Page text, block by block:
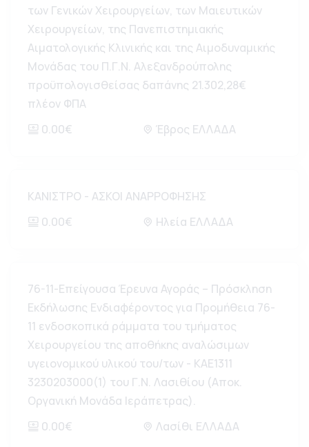
των Γενικών Χειρουργείων, των Μαιευτικών
Χειρουργείων, της Πανεπιστημιακής
Αιματολογικής Κλινικής και της Αιμοδυναμικής
Μονάδας του Π.Γ.Ν. Αλεξανδρούπολης
προϋπολογισθείσας δαπάνης 21.302,28€
πλέον ΦΠΑ
0.00€
Έβρος ΕΛΛΑΔΑ
ΚΑΝΙΣΤΡΟ - ΑΣΚΟΙ ΑΝΑΡΡΟΦΗΣΗΣ
0.00€
Ηλεία ΕΛΛΑΔΑ
76-11-Επείγουσα Έρευνα Αγοράς – Πρόσκληση
Εκδήλωσης Ενδιαφέροντος για Προμήθεια 76-
11 ενδοσκοπικά ράμματα του τμήματος
Χειρουργείου της αποθήκης αναλώσιμων
υγειονομικού υλικού του/των - ΚΑΕ1311
3230203000(1) του Γ.Ν. Λασιθίου (Αποκ.
Οργανική Μονάδα Ιεράπετρας).
0.00€
Λασίθι ΕΛΛΑΔΑ